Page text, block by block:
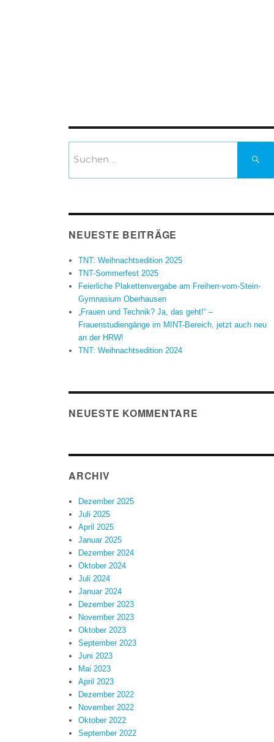
nach:
NEUESTE BEITRÄGE
TNT: Weihnachtsedition 2025
TNT-Sommerfest 2025
Feierliche Plakettenvergabe am Freiherr-vom-Stein-
Gymnasium Oberhausen
„Frauen und Technik? Ja, das geht!“ –
Frauenstudiengänge im MINT-Bereich, jetzt auch neu
an der HRW!
TNT: Weihnachtsedition 2024
NEUESTE KOMMENTARE
ARCHIV
Dezember 2025
Juli 2025
April 2025
Januar 2025
Dezember 2024
Oktober 2024
Juli 2024
Januar 2024
Dezember 2023
November 2023
Oktober 2023
September 2023
Juni 2023
Mai 2023
April 2023
Dezember 2022
November 2022
Oktober 2022
September 2022